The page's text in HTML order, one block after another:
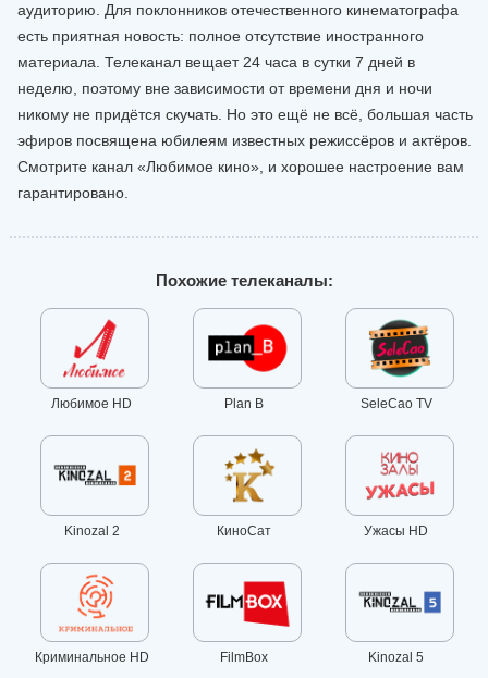
аудиторию. Для поклонников отечественного кинематографа
есть приятная новость: полное отсутствие иностранного
материала. Телеканал вещает 24 часа в сутки 7 дней в
неделю, поэтому вне зависимости от времени дня и ночи
никому не придётся скучать. Но это ещё не всё, большая часть
эфиров посвящена юбилеям известных режиссёров и актёров.
Смотрите канал «Любимое кино», и хорошее настроение вам
гарантировано.
Похожие телеканалы:
Любимое HD Plan B SeleCao TV
Kinozal 2 КиноСат Ужасы HD
Криминальное HD FilmBox Kinozal 5